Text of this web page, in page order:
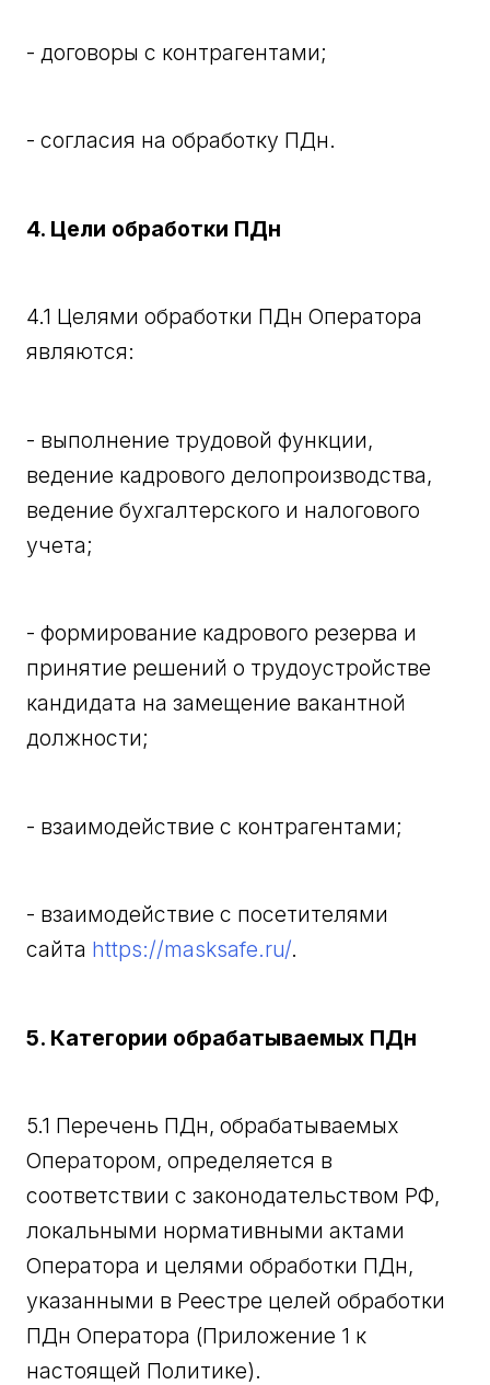
- договоры с контрагентами;
- согласия на обработку ПДн.
4. Цели обработки ПДн
4.1 Целями обработки ПДн Оператора
являются:
- выполнение трудовой функции,
ведение кадрового делопроизводства,
ведение бухгалтерского и налогового
учета;
- формирование кадрового резерва и
принятие решений о трудоустройстве
кандидата на замещение вакантной
должности;
- взаимодействие с контрагентами;
- взаимодействие с посетителями
сайта https://masksafe.ru/.
5. Категории обрабатываемых ПДн
5.1 Перечень ПДн, обрабатываемых
Оператором, определяется в
соответствии с законодательством РФ,
локальными нормативными актами
Оператора и целями обработки ПДн,
указанными в Реестре целей обработки
ПДн Оператора (Приложение 1 к
настоящей Политике).